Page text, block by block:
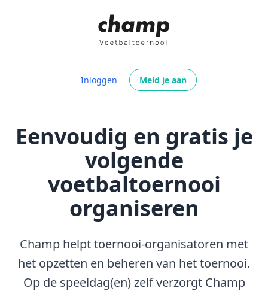
Inloggen Meld je aan
Eenvoudig en gratis je
volgende
voetbaltoernooi
organiseren
Champ helpt toernooi-organisatoren met
het opzetten en beheren van het toernooi.
Op de speeldag(en) zelf verzorgt Champ